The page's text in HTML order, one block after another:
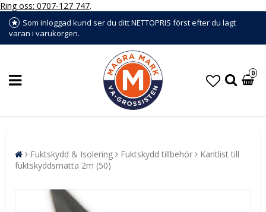
Ring oss: 0707-127 747.
Som inloggad kund ser du ditt NETTOPRIS först efter du lagt
varan i varukorgen.
0
Fuktskydd & Isolering Fuktskydd tillbehör
Kantlist till
fuktskyddsmatta 2m (50)